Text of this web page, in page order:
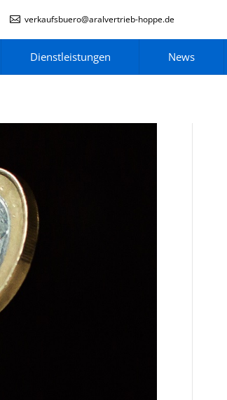
verkaufsbuero@aralvertrieb-hoppe.de
Dienstleistungen News